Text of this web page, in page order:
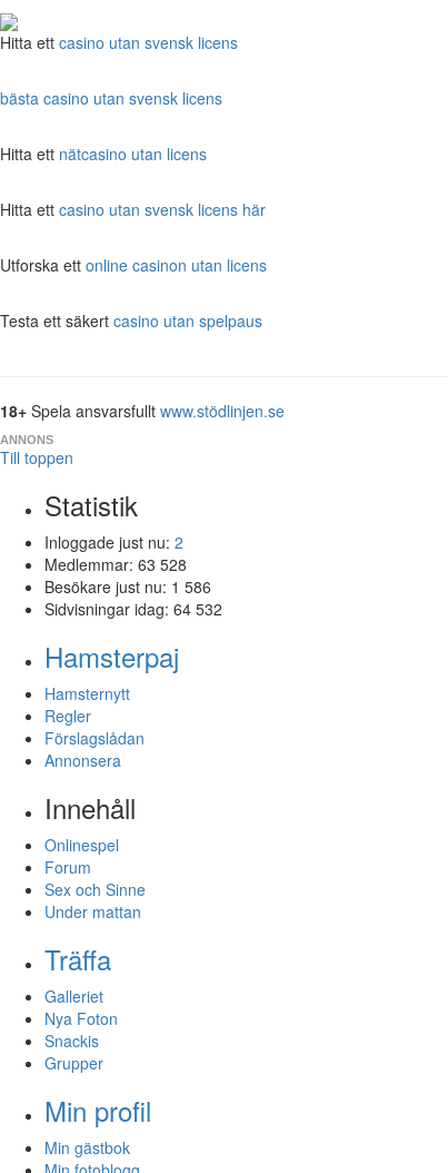
Hitta ett casino utan svensk licens
bästa casino utan svensk licens
Hitta ett nätcasino utan licens
Hitta ett casino utan svensk licens här
Utforska ett online casinon utan licens
Testa ett säkert casino utan spelpaus
18+ Spela ansvarsfullt www.stödlinjen.se
ANNONS
Till toppen
Statistik
Inloggade just nu: 2
Medlemmar: 63 528
Besökare just nu: 1 586
Sidvisningar idag: 64 532
Hamsterpaj
Hamsternytt
Regler
Förslagslådan
Annonsera
Innehåll
Onlinespel
Forum
Sex och Sinne
Under mattan
Träffa
Galleriet
Nya Foton
Snackis
Grupper
Min profil
Min gästbok